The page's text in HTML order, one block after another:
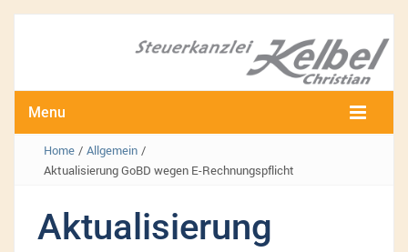
Menu
Home / Allgemein /
Aktualisierung GoBD wegen E-Rechnungspflicht
Aktualisierung